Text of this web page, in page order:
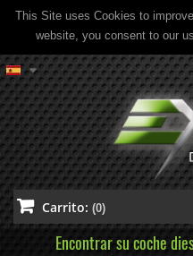
This Site uses Cookies to
website, you consent to our
Carrito: (0)
Encontrar su coche